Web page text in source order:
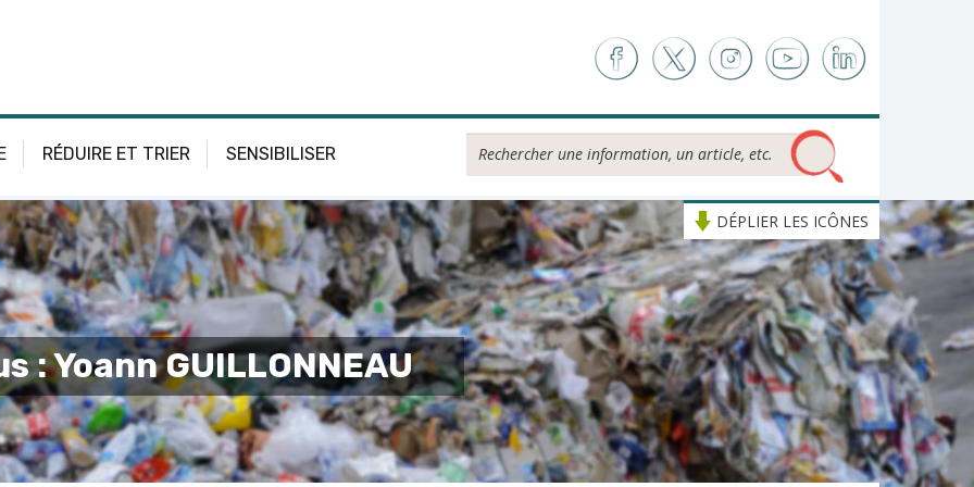
RÉDUIRE ET TRIER SENSIBILISER Rechercher...
DÉPLIER LES ICÔNES
: Yoann GUILLONNEAU